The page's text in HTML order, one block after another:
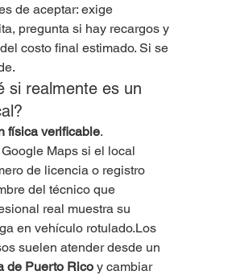
de aceptar: exige
pregunta si hay recargos y
costo final estimado. Si se
si realmente es un
física verificable.
Maps si el local
de licencia o registro
del técnico que
real muestra su
en vehículo rotulado.Los
suelen atender desde un
de Puerto Rico y cambiar